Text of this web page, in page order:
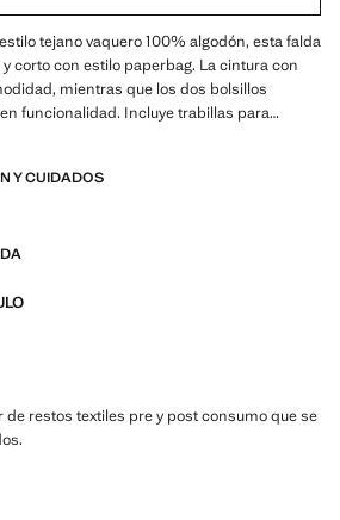
tejano vaquero 100% algodón, esta falda
corto con estilo paperbag. La cintura con
mientras que los dos bolsillos
funcionalidad. Incluye trabillas para
con botón a presión
Y CUIDADOS
restos textiles pre y post consumo que se